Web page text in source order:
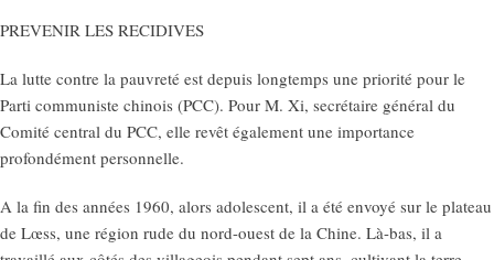
PREVENIR LES RECIDIVES
La lutte contre la pauvreté est depuis longtemps une priorité pour le
Parti communiste chinois (PCC). Pour M. Xi, secrétaire général du
Comité central du PCC, elle revêt également une importance
profondément personnelle.
A la fin des années 1960, alors adolescent, il a été envoyé sur le plateau
de Lœss, une région rude du nord-ouest de la Chine. Là-bas, il a